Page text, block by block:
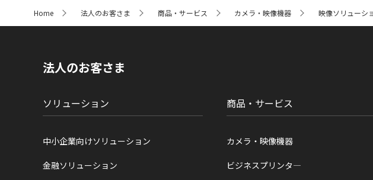
ト
Home 法人のお客さま 商品・サービス カメラ・映像機器 映像ソリューシ
法人のお客さま
ソリューション
中小企業向けソリューション
金融ソリューション
商品・サービス
カメラ・映像機器
ビジネスプリンタ―